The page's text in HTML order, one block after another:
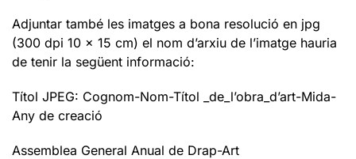
Adjuntar també les imatges a bona resolució en jpg
(300 dpi 10 x 15 cm) el nom d’arxiu de l’imatge hauria
de tenir la següent informació:
Títol JPEG: Cognom-Nom-Títol _de_l’obra_d’art-Mida-
Any de creació
Assemblea General Anual de Drap-Art